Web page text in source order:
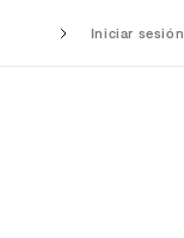
Iniciar sesión